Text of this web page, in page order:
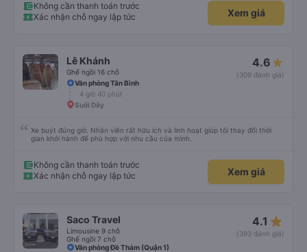
Không cần thanh toán trước
Xác nhận chỗ ngay lập tức
Xem giá
Lê Khánh
Ghế ngồi 16 chỗ
4.6
(309 đánh giá)
Văn phòng Tân Bình
4 giờ 40 phút
Suối Dây
Xe buýt đúng giờ. Nhân viên rất hữu ích và linh hoạt giúp tôi thay đổi thời
gian khởi hành để phù hợp với nhu cầu của mình.
Không cần thanh toán trước
Xác nhận chỗ ngay lập tức
Xem giá
Saco Travel
Limousine 9 chỗ
Ghế ngồi 7 chỗ
4.1 star_rate
(393 đánh giá)
Văn phòng Đề Thám (Quận 1)